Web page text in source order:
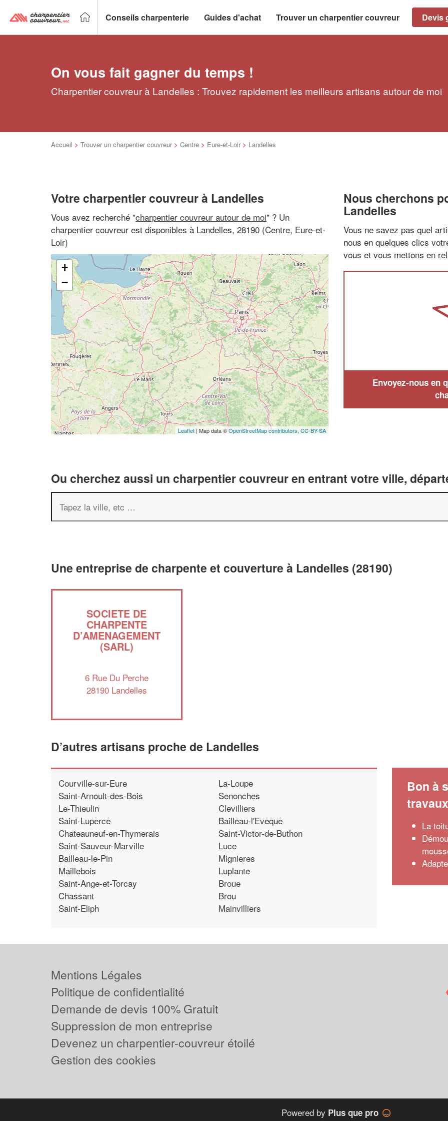
Conseils charpenterie Guides d'achat Trouver un charpentier couvreur Devis
On vous fait gagner du temps !
Charpentier couvreur à Landelles : Trouvez rapidement les meilleurs artisans autour de moi
Accueil > Trouver un charpentier couvreur > Centre > Eure-et-Loir > Landelles
Votre charpentier couvreur à Landelles
Vous avez recherché "charpentier couvreur autour de moi" ? Un
charpentier couvreur est disponibles à Landelles, 28190 (Centre, Eure-et-
Loir)
+
−
Leaflet | Map data ©OpenStreetMap contributors, CC-BY-SA
Nous cherchons
Landelles
Vous ne savez pas quel
nous en quelques clics
vous et vous mettons en
Envoyez-nous en
Ou cherchez aussi un charpentier couvreur en entrant votre ville,
Une entreprise de charpente et couverture à Landelles (28190)
SOCIETE DE
CHARPENTE
D’AMENAGEMENT
(SARL)
6 Rue Du Perche
28190 Landelles
D’autres artisans proche de Landelles
Courville-sur-Eure
Saint-Arnoult-des-Bois
Le-Thieulin
Saint-Luperce
Chateauneuf-en-Thymerais
Saint-Sauveur-Marville
Bailleau-le-Pin
Maillebois
Saint-Ange-et-Torcay
Chassant
Saint-Eliph
La-Loupe
Senonches
Clevilliers
Bailleau-l'Eveque
Saint-Victor-de-Buthon
Luce
Mignieres
Luplante
Broue
Brou
Mainvilliers
Bon à
travaux
La
Mentions Légales
Politique de confidentialité
Demande de devis 100% Gratuit
Suppression de mon entreprise
Devenez un charpentier-couvreur étoilé
Gestion des cookies
Powered by Plus que pro